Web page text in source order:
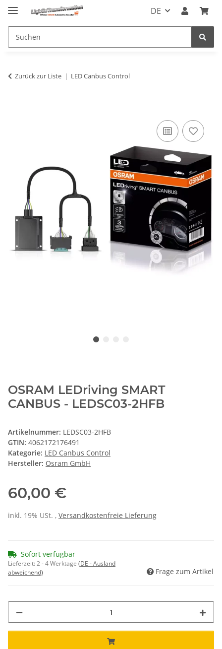
DE
Zurück zur Liste LED Canbus Control
OSRAM LEDriving SMART
CANBUS - LEDSC03-2HFB
Artikelnummer: LEDSC03-2HFB
GTIN: 4062172176491
Kategorie: LED Canbus Control
Hersteller: Osram GmbH
60,00 €
inkl. 19% USt. , Versandkostenfreie Lieferung
Sofort verfügbar
Lieferzeit:2 - 4 Werktage (DE - Ausland
abweichend)
Frage zum Artikel